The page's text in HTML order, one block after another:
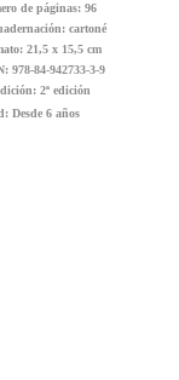
de páginas: 96
cartoné
21,5 x 15,5 cm
978-84-942733-3-9
2ª edición
Desde 6 años